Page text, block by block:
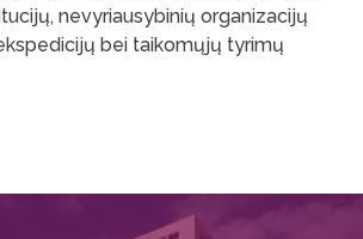
nevyriausybinių organizacijų
bei taikomųjų tyrimų